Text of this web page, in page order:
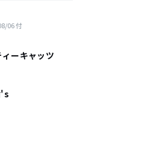
06付
ーキャッツ